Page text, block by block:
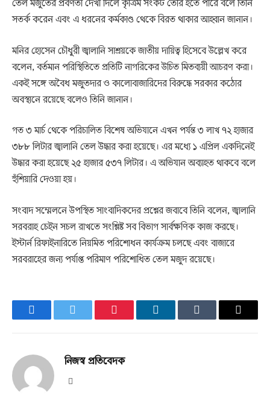
সতর্ক করেন এবং এ ধরনের কর্মকাণ্ড থেকে বিরত থাকার আহ্বান জানান।
মনির হোসেন চৌধুরী জ্বালানি সাশ্রয়কে জাতীয় দায়িত্ব হিসেবে উল্লেখ করে
বলেন, বর্তমান পরিস্থিতিতে প্রতিটি নাগরিকের উচিত মিতব্যয়ী আচরণ করা।
একই সঙ্গে অবৈধ মজুতদার ও কালোবাজারিদের বিরুদ্ধে সরকার কঠোর
অবস্থানে রয়েছে বলেও তিনি জানান।
গত ৩ মার্চ থেকে পরিচালিত বিশেষ অভিযানে এখন পর্যন্ত ৩ লাখ ৭২ হাজার
৩৮৮ লিটার জ্বালানি তেল উদ্ধার করা হয়েছে। এর মধ্যে ১ এপ্রিল একদিনেই
উদ্ধার করা হয়েছে ২৫ হাজার ৫৩৭ লিটার। এ অভিযান অব্যাহত থাকবে বলে
হুঁশিয়ারি দেওয়া হয়।
সংবাদ সম্মেলনে উপস্থিত সাংবাদিকদের প্রশ্নের জবাবে তিনি বলেন, জ্বালানি
সরবরাহ চেইন সচল রাখতে সংশ্লিষ্ট সব বিভাগ সার্বক্ষণিক কাজ করছে।
ইস্টার্ন রিফাইনারিতে নিয়মিত পরিশোধন কার্যক্রম চলছে এবং বাজারে
সরবরাহের জন্য পর্যাপ্ত পরিমাণ পরিশোধিত তেল মজুদ রয়েছে।
FacebookTwitter PinterestLinkedInTumblr Email
নিজস্ব প্রতিবেদক